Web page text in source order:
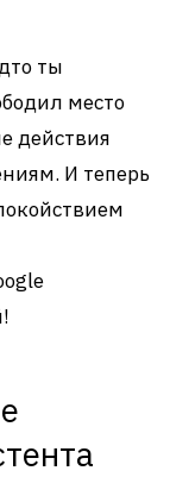
ты
место
действия
И теперь